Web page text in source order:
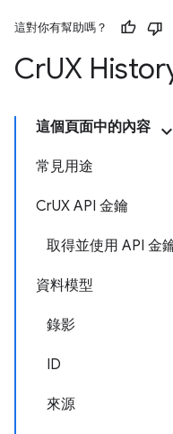
這對你有幫助嗎？
CrUX
這個頁面中的內容
常見用途
CrUX API 金鑰
取得並使用 API 金
資料模型
錄影
ID
來源